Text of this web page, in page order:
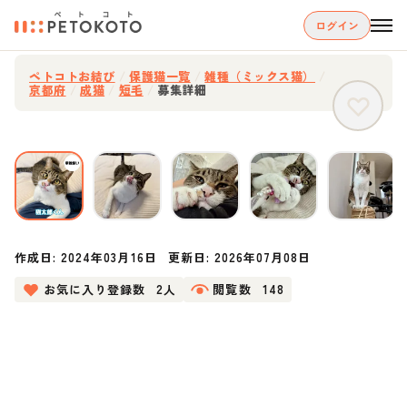
ログイン
ペトコトお結び 保護猫一覧 雑種（ミックス猫）
京都府 成猫 短毛 募集詳細
作成日:2024年03月16日 更新日: 2026年07月08日
お気に入り登録数
2人 閲覧数 148